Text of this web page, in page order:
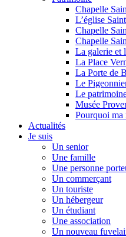
Chapelle
L’église
Chapelle
Chapelle
La galerie et
La Place
La Porte de
Le
Le
Musée
Pourquoi ma
Actualités
Je suis
Un senior
Une famille
Une personne
Un commerçant
Un touriste
Un hébergeur
Un étudiant
Une association
Un nouveau